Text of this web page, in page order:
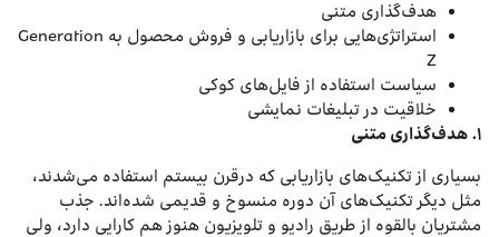
هدف‌گذاری متنی
استراتژی‌هایی برای بازاریابی و فروش محصول به Generation
Z
سیاست استفاده از فایل‌های کوکی
خلاقیت در تبلیغات نمایشی
۱. هدف‌گذاری متنی
بسیاری از تكنیک‌های بازاریابی كه درقرن بیستم استفاده می‌شدند،
مثل دیگر تكنیک‌های آن دوره منسوخ و قدیمی شده‌اند. جذب
مشتریان بالقوه از طریق رادیو و تلویزیون هنوز هم كارایی دارد، ولی